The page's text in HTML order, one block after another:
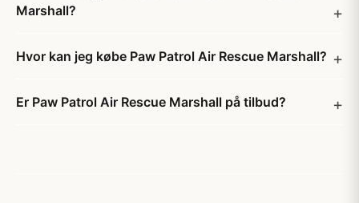
Marshall?
Hvor kan jeg købe Paw Patrol Air Rescue Marshall?
Er Paw Patrol Air Rescue Marshall på tilbud?